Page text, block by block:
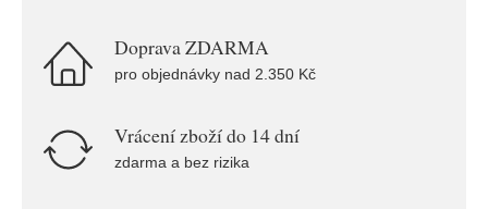
Doprava ZDARMA
pro objednávky nad 2.350 Kč
Vrácení zboží do 14 dní
zdarma a bez rizika